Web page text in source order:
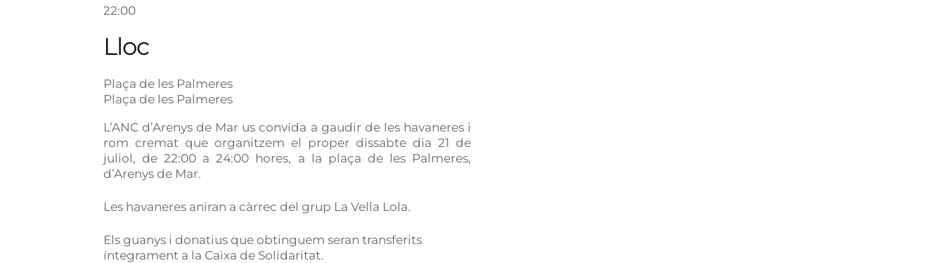
22:00
Lloc
Plaça de les Palmeres
Plaça de les Palmeres
L’ANC d’Arenys de Mar us convida a gaudir de les havaneres i
rom cremat que organitzem el proper dissabte dia 21 de
juliol, de 22:00 a 24:00 hores, a la plaça de les Palmeres,
d’Arenys de Mar.
Les havaneres aniran a càrrec del grup La Vella Lola.
Els guanys i donatius que obtinguem seran transferits
íntegrament a la Caixa de Solidaritat.